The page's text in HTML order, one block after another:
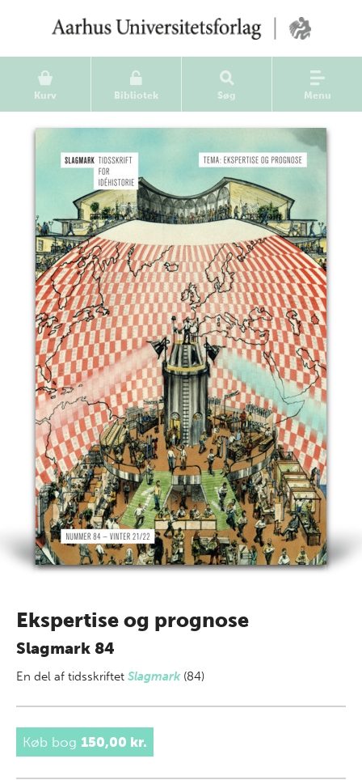
Kurv Bibliotek Søg Menu
Ekspertise og prognose
Slagmark 84
En del af tidsskriftet Slagmark (84)
Køb bog 150,00 kr.